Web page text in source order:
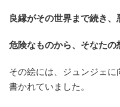
良縁がその世界まで続き
危険なものから、 そなたの
その絵には、ジュンジェ
書かれていました。